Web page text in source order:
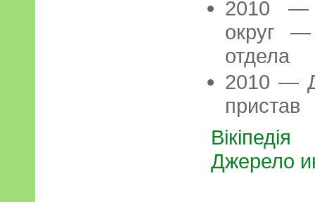
2010 —
округ —
отдела
2010 —
пристав
Вікіпедія
Джерело